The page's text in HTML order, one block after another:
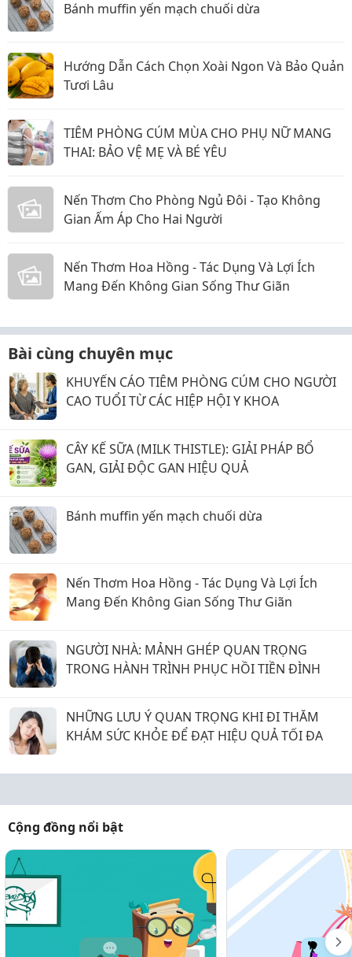
Bánh muffin yến mạch chuối dừa
Hướng Dẫn Cách Chọn Xoài Ngon Và Bảo Quản
Tươi Lâu
TIÊM PHÒNG CÚM MÙA CHO PHỤ NỮ MANG
THAI: BẢO VỆ MẸ VÀ BÉ YÊU
Nến Thơm Cho Phòng Ngủ Đôi - Tạo Không
Gian Ấm Áp Cho Hai Người
Nến Thơm Hoa Hồng - Tác Dụng Và Lợi Ích
Mang Đến Không Gian Sống Thư Giãn
Bài cùng chuyên mục
KHUYẾN CÁO TIÊM PHÒNG CÚM CHO NGƯỜI
CAO TUỔI TỪ CÁC HIỆP HỘI Y KHOA
CÂY KẾ SỮA (MILK THISTLE): GIẢI PHÁP BỔ
GAN, GIẢI ĐỘC GAN HIỆU QUẢ
Bánh muffin yến mạch chuối dừa
Nến Thơm Hoa Hồng - Tác Dụng Và Lợi Ích
Mang Đến Không Gian Sống Thư Giãn
NGƯỜI NHÀ: MẢNH GHÉP QUAN TRỌNG
TRONG HÀNH TRÌNH PHỤC HỒI TIỀN ĐÌNH
NHỮNG LƯU Ý QUAN TRỌNG KHI ĐI THĂM
KHÁM SỨC KHỎE ĐỂ ĐẠT HIỆU QUẢ TỐI ĐA
Cộng đồng nổi bật